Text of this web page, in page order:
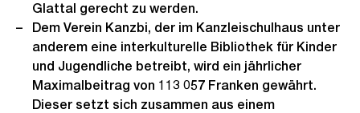
Glattal gerecht zu werden.
Dem Verein Kanzbi, der im Kanzleischulhaus unter
anderem eine interkulturelle Bibliothek für Kinder
und Jugendliche betreibt, wird ein jährlicher
Maximalbeitrag von 113 057 Franken gewährt.
Dieser setzt sich zusammen aus einem